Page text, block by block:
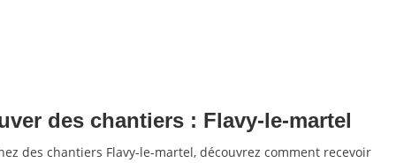
des chantiers : Flavy-le-martel
des chantiers Flavy-le-martel, découvrez comment recevoir